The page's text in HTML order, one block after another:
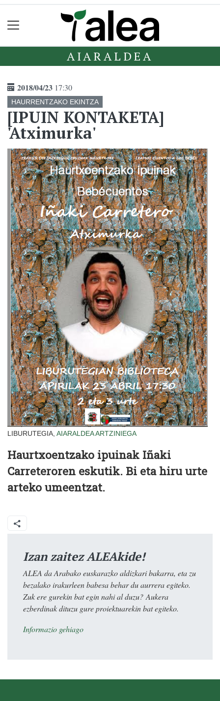
AIARALDEA
2018/04/23 17:30
HAURRENTZAKO EKINTZA
[IPUIN KONTAKETA]
'Atximurka'
LIBURUTEGIA, AIARALDEAARTZINIEGA
Haurtxoentzako ipuinak Iñaki
Carreteroren eskutik. Bi eta hiru urte
arteko umeentzat.
Izan zaitez ALEAkide!
ALEA da Arabako euskarazko aldizkari bakarra, eta zu
bezalako irakurleen babesa behar du aurrera egiteko.
Zuk ere gurekin bat egin nahi al duzu? Aukera
ezberdinak dituzu gure proiektuarekin bat egiteko.
Informazio gehiago